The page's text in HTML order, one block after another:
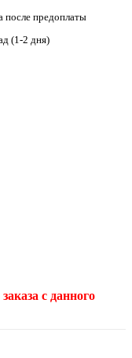
после предоплаты
(1-2 дня)
с данного